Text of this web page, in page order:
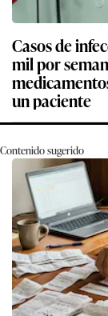
Casos de
mil por
un paciente
Contenido sugerido